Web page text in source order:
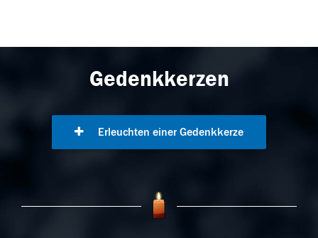
Gedenkkerzen
Erleuchten einer Gedenkkerze